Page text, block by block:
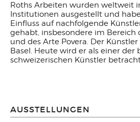
Roths Arbeiten wurden weltweit
Institutionen ausgestellt und
Einfluss auf nachfolgende
gehabt, insbesondere im Bereich
und des Arte Povera. Der Künstler
Basel. Heute wird er als einer der
schweizerischen Künstler
AUSSTELLUNGEN